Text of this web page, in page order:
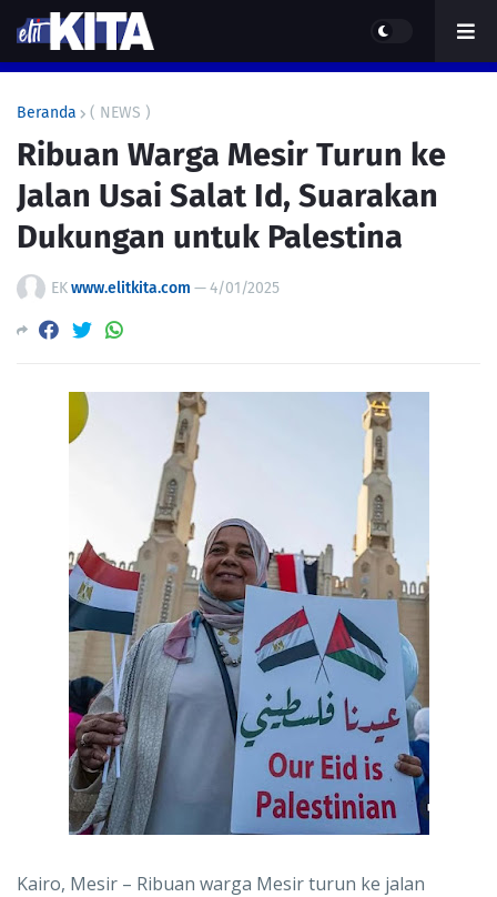
Beranda ( NEWS )
Ribuan Warga Mesir Turun ke
Jalan Usai Salat Id, Suarakan
Dukungan untuk Palestina
EKwww.elitkita.com —4/01/2025
Kairo, Mesir – Ribuan warga Mesir turun ke jalan